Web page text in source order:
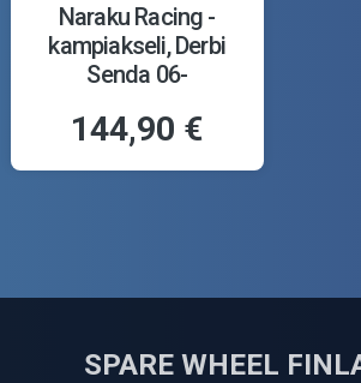
Naraku Racing -
kampiakseli, Derbi
Senda 06-
144,90 €
SPARE WHEEL